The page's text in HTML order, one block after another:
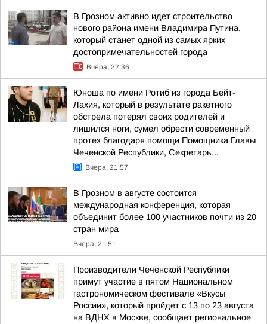
В Грозном активно идет строительство
нового района имени Владимира Путина,
который станет одной из самых ярких
достопримечательностей города
Вчера, 22:36
Юноша по имени Ротиб из города Бейт-
Лахия, который в результате ракетного
обстрела потерял своих родителей и
лишился ноги, сумел обрести современный
протез благодаря помощи Помощника Главы
Чеченской Республики, Секретарь...
Вчера, 21:57
В Грозном в августе состоится
международная конференция, которая
объединит более 100 участников почти из 20
стран мира
Вчера, 21:51
Производители Чеченской Республики
примут участие в пятом Национальном
гастрономическом фестивале «Вкусы
России», который пройдет с 13 по 23 августа
на ВДНХ в Москве, сообщает региональное